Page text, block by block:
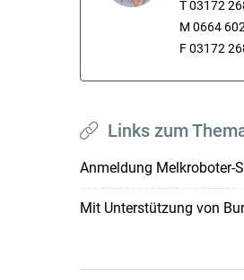
T 03172
M 0664
F 03172
Links zum
Anmeldung Melkroboter-
Mit Unterstützung von